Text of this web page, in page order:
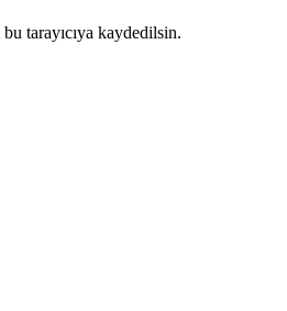
tarayıcıya kaydedilsin.